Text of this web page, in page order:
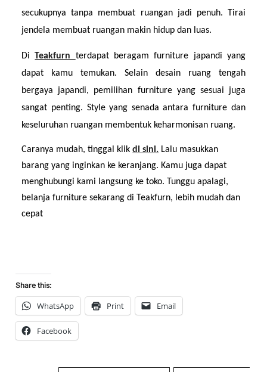
secukupnya tanpa membuat ruangan jadi penuh. Tirai
jendela membuat ruangan makin hidup dan luas.
Di Teakfurn terdapat beragam furniture japandi yang
dapat kamu temukan. Selain desain ruang tengah
bergaya japandi, pemilihan furniture yang sesuai juga
sangat penting. Style yang senada antara furniture dan
keseluruhan ruangan membentuk keharmonisan ruang.
Caranya mudah, tinggal klik di sini. Lalu masukkan
barang yang inginkan ke keranjang. Kamu juga dapat
menghubungi kami langsung ke toko. Tunggu apalagi,
belanja furniture sekarang di Teakfurn, lebih mudah dan
cepat
Share this:
WhatsApp Print Email
Facebook